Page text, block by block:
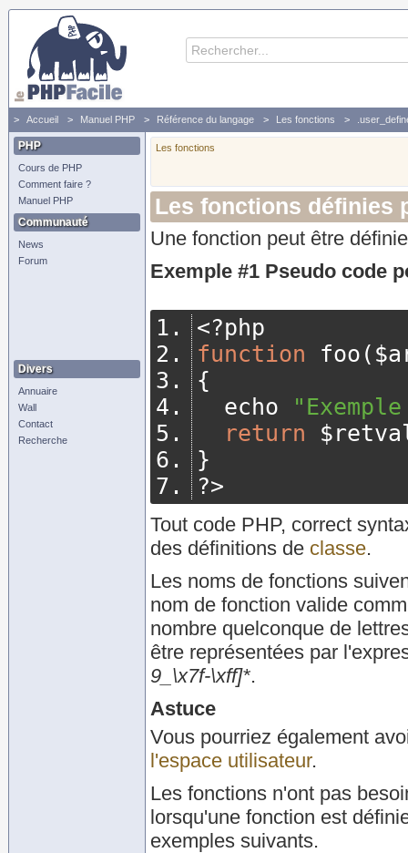
Accueil Manuel PHP Référence du langage Les fonctions
PHP
Cours de PHP
Comment faire ?
Manuel PHP
Communauté
News
Forum
Divers
Annuaire
Wall
Contact
Recherche
Les fonctions
Les fonctions définies
Une fonction peut être
Exemple #1 Pseudo code
<?php
function foo (
{
	echo
return
}
?>
Tout code PHP, correct
des définitions de classe.
Les noms de fonctions
nom de fonction valide
nombre quelconque de
être représentées par
9_\x7f-\xff]*.
Astuce
Vous pourriez également
l'espace utilisateur.
Les fonctions n'ont pas
lorsqu'une fonction est
exemples suivants.